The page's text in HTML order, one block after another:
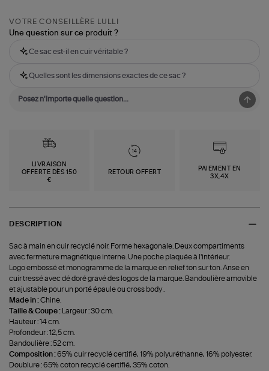
VOTRE CONSEILLÈRE LULLI
Une question sur ce produit ?
Ce sac est-il en cuir véritable ?
Quelles sont les dimensions exactes de ce sac ?
LIVRAISON
OFFERTE DÈS 150
€
RETOUR OFFERT
PAIEMENT EN
3X,4X
DESCRIPTION
Sac à main en cuir recyclé noir. Forme hexagonale. Deux compartiments
avec fermeture magnétique interne. Une poche plaquée à l'intérieur.
Logo embossé et monogramme de la marque en relief ton sur ton. Anse en
cuir tressé avec dé doré gravé des logos de la marque. Bandoulière amovible
et ajustable pour un porté épaule ou cross body .
Made in :Chine.
Taille & Coupe :
Largeur : 30 cm.
Hauteur : 14 cm.
Profondeur : 12,5 cm.
Bandoulière : 52 cm.
Composition :65% cuir recyclé certifié, 19% polyuréthanne, 16% polyester.
Doublure : 65% coton recyclé certifié, 35% coton.